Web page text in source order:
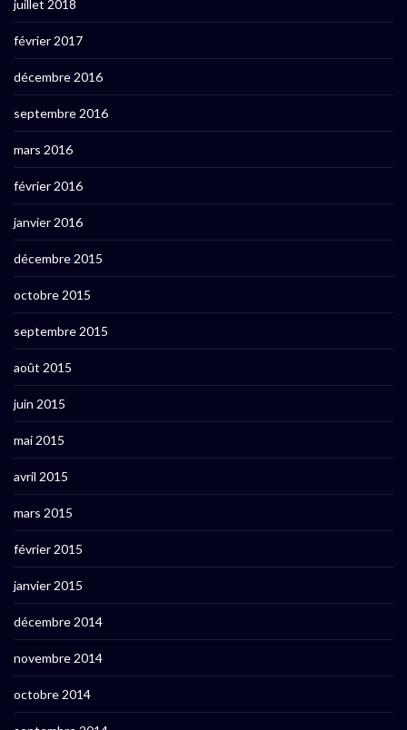
juillet 2018
février 2017
décembre 2016
septembre 2016
mars 2016
février 2016
janvier 2016
décembre 2015
octobre 2015
septembre 2015
août 2015
juin 2015
mai 2015
avril 2015
mars 2015
février 2015
janvier 2015
décembre 2014
novembre 2014
octobre 2014